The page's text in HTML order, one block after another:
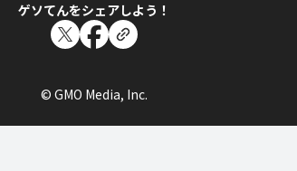
ゲソてんをシェアしよう！
© GMO Media, Inc.